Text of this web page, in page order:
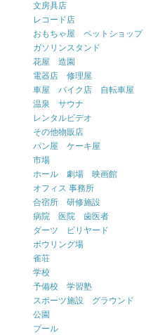
文房具店
レコード店
おもちゃ屋 ペットショップ
ガソリンスタンド
花屋 造園
電器店 修理屋
車屋 バイク店 自転車屋
温泉 サウナ
レンタルビデオ
その他物販店
パン屋 ケーキ屋
市場
ホール 劇場 映画館
オフィス 事務所
合宿所 研修施設
病院 医院 歯医者
ダーツ ビリヤード
ボウリング場
雀荘
学校
予備校 学習塾
スポーツ施設 グラウンド
公園
プール